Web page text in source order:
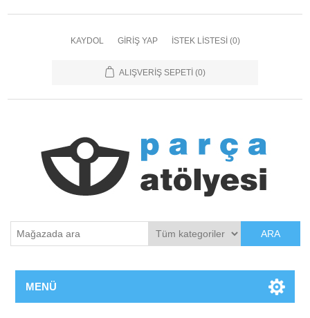
KAYDOL GIRIŞ YAP İSTEK LISTESI (0)
ALIŞVERIŞ SEPETI (0)
ARA
MENÜ